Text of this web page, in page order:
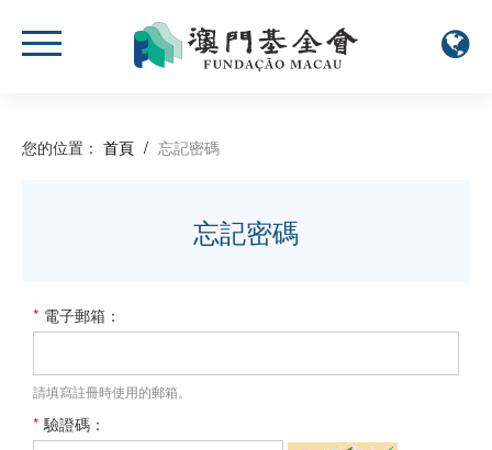
您的位置： 首頁 / 忘記密碼
忘記密碼
* 電子郵箱：
請填寫註冊時使用的郵箱。
* 驗證碼：